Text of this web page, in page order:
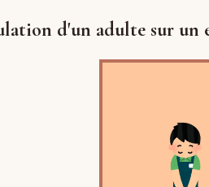
d'un adulte sur un